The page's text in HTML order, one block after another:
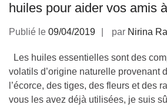
huiles pour aider vos amis
Publié le 09/04/2019 par Nirina
Les huiles essentielles sont des
volatils d’origine naturelle provenant
l’écorce, des tiges, des fleurs et des
vous les avez déjà utilisées, je suis